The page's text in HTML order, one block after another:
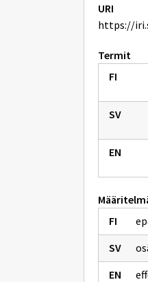
URI
https://
Termit